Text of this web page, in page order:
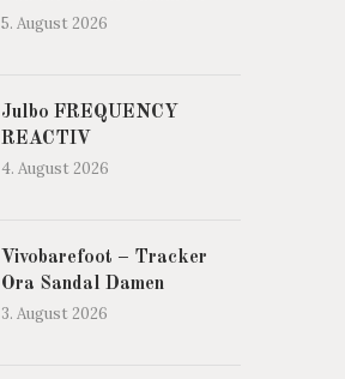
5. August 2026
Julbo FREQUENCY
REACTIV
4. August 2026
Vivobarefoot – Tracker
Ora Sandal Damen
3. August 2026